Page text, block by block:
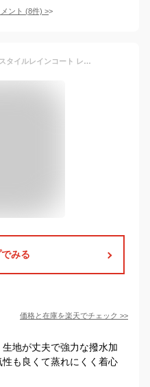
ント (8件) >
レインコート 自転車 デイリースタイルレインコート レインウェア レインウエア レインコート テフロン加工 バイク レディース 通勤 通学 雨 梅雨 雨具 雪 雪対策 カッパ 大人 ポリエステル 梅雨グッズ おしゃれ かわいい
みる
価格と在庫を楽天でチェック >>
地が丈夫で強力な撥水加
も良くて蒸れにくく着心